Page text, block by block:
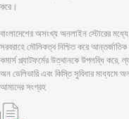
করে।
বাংলাদেশের অসংখ্য অনলাইন স্টোরের
সরবরাহে মৌলিকত্ব নিশ্চিত করে
কমার্স প্ল্যাটফর্মের উত্থানকে উপলব্ধি করে,
অন ডেলিভারি এবং কিস্তি সুবিধার মাধ্যমে
আমাদের সংগ্রহ